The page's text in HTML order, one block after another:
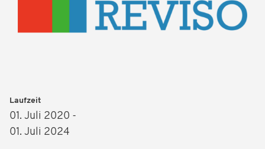
Laufzeit
01. Juli 2020 -
01. Juli 2024